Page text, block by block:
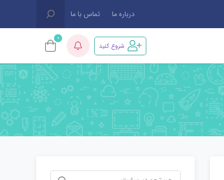
درباره ما تماس با ما
شروع کنید
0